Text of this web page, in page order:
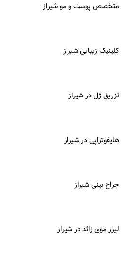
متخصص پوست و مو شیراز
کلینیک زیبایی شیراز
تزریق ژل در شیراز
هایفوتراپی در شیراز
جراح بینی شیراز
لیزر موی زائد در شیراز